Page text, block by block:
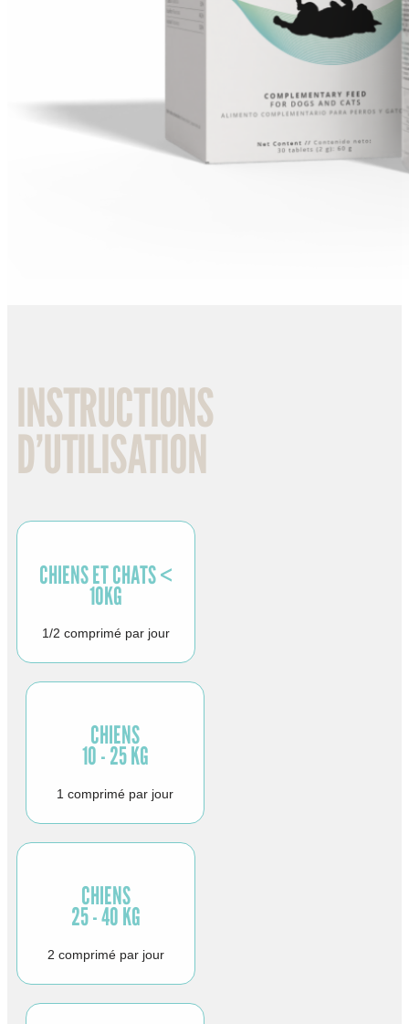
INSTRUCTIONS
D’UTILISATION
CHIENS ET CHATS <
10KG
1/2 comprimé par jour
CHIENS
10 - 25 KG
1 comprimé par jour
CHIENS
25 - 40 KG
2 comprimé par jour